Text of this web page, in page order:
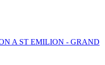
A ST EMILION - GRAND